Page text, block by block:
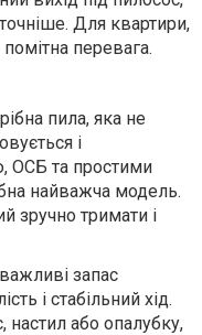
Для квартири,
перевага.
пила, яка не
і
ОСБ та простими
найважча модель.
зручно тримати і
запас
і стабільний хід.
або опалубку,